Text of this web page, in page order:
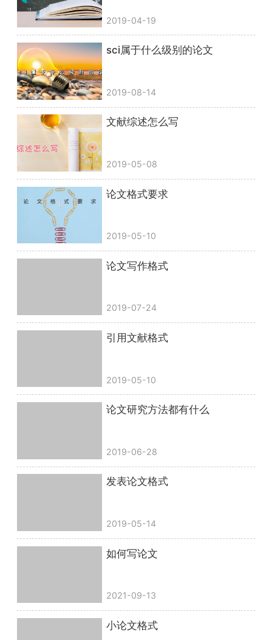
2019-04-19
sci属于什么级别的论文
2019-08-14
文献综述怎么写
2019-05-08
论文格式要求
2019-05-10
论文写作格式
2019-07-24
引用文献格式
2019-05-10
论文研究方法都有什么
2019-06-28
发表论文格式
2019-05-14
如何写论文
2021-09-13
小论文格式